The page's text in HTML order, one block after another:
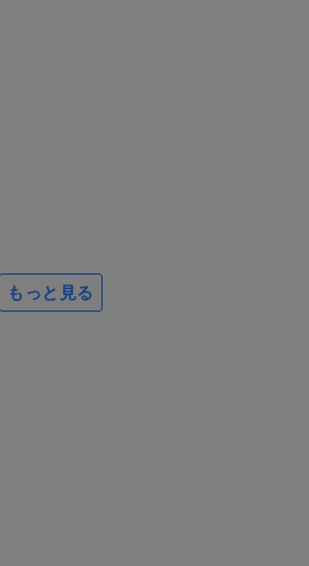
もっと見る